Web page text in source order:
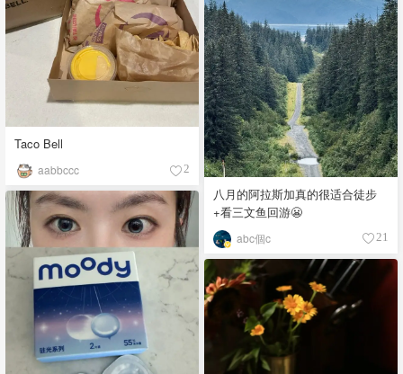
Taco Bell
aabbccc 2
八月的阿拉斯加真的很适合徒步
+看三文鱼回游😬
abc個c 21